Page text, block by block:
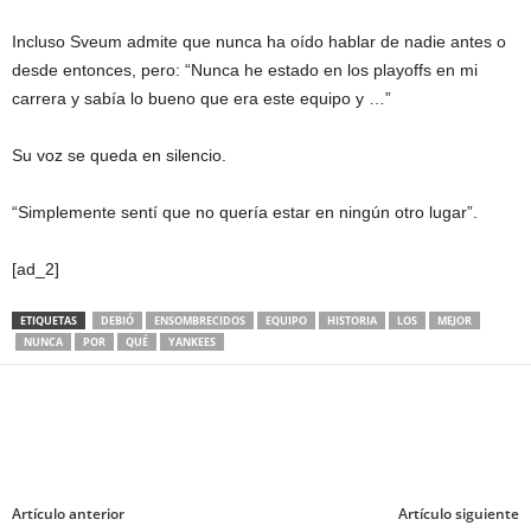
Incluso Sveum admite que nunca ha oído hablar de nadie antes o
desde entonces, pero: “Nunca he estado en los playoffs en mi
carrera y sabía lo bueno que era este equipo y …”
Su voz se queda en silencio.
“Simplemente sentí que no quería estar en ningún otro lugar”.
[ad_2]
ETIQUETAS DEBIÓ ENSOMBRECIDOS EQUIPO HISTORIA LOS
MEJOR
NUNCA
POR QUÉ YANKEES
Artículo anterior Artículo siguiente